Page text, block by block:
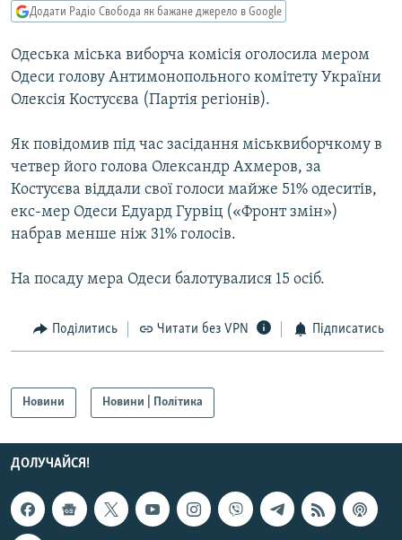
до
КУЛЬТУРА
СПОРТ
УКРАЇНА
КРИМ.РЕАЛІЇ
ТИ ЯК?
СХЕМИ
МУЛЬТИМЕДІА
ФОТО
СПЕЦПРОЄКТИ
РУС
УКР
КТАТ
Додати Радіо Свобода як бажане джерело в Google
Одеська міська виборча комісія оголосила мером
Одеси голову Антимонопольного комітету України
Олексія Костусєва (Партія регіонів).
Як повідомив під час засідання міськвиборчкому в
четвер його голова Олександр Ахмеров, за
Костусєва віддали свої голоси майже 51% одеситів,
екс-мер Одеси Едуард Гурвіц («Фронт змін»)
набрав менше ніж 31% голосів.
На посаду мера Одеси балотувалися 15 осіб.
Поділитись Читати без VPN Підписатись
Новини Новини | Політика
ДОЛУЧАЙСЯ!